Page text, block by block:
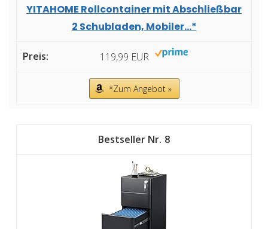
YITAHOME Rollcontainer mit Abschließbar
2 Schubladen, Mobiler...*
119,99 EUR
*Zum Angebot »
8